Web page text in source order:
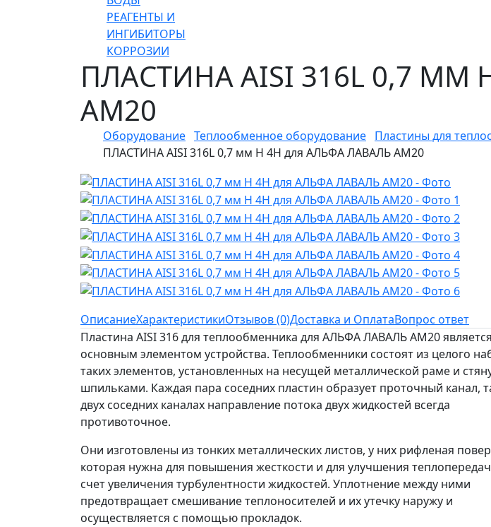
РЕАГЕНТЫ И
ИНГИБИТОРЫ
КОРРОЗИИ
ПЛАСТИНА AISI 316L 0,7 ММ
AM20
Оборудование Теплообменное оборудование Пластины для
ПЛАСТИНА AISI 316L 0,7 мм H 4H для АЛЬФА ЛАВАЛЬ AM20
ОписаниеХарактеристикиОтзывов (0)Доставка и ОплатаВопрос ответ
Пластина AISI 316 для теплообменника для АЛЬФА ЛАВАЛЬ AM20 является
основным элементом устройства. Теплообменники состоят из целого
таких элементов, установленных на несущей металлической раме и
шпильками. Каждая пара соседних пластин образует проточный канал,
двух соседних каналах направление потока двух жидкостей всегда
противоточное.
Они изготовлены из тонких металлических листов, у них рифленая
которая нужна для повышения жесткости и для улучшения
счет увеличения турбулентности жидкостей. Уплотнение между ними
предотвращает смешивание теплоносителей и их утечку наружу и
осуществляется с помощью прокладок.